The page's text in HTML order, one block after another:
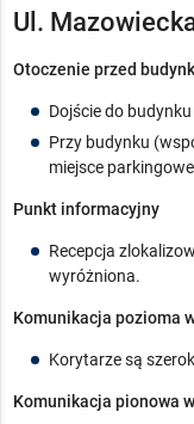
Ul.
Otoczenie przed
Dojście do
Przy budynku
miejsce
Punkt informacyjny
Recepcja
wyróżniona.
Komunikacja pozioma
Korytarze są
Komunikacja pionowa